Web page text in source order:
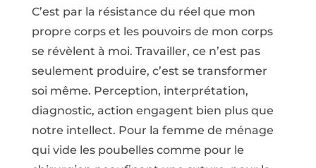
C’est par la résistance du réel que mon
propre corps et les pouvoirs de mon corps
se révèlent à moi. Travailler, ce n’est pas
seulement produire, c’est se transformer
soi même. Perception, interprétation,
diagnostic, action engagent bien plus que
notre intellect. Pour la femme de ménage
qui vide les poubelles comme pour le